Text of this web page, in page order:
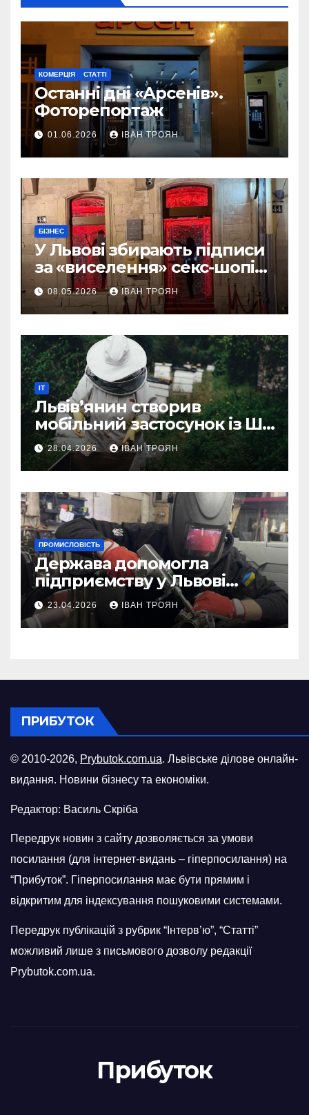
КОМЕРЦІЯ СТАТТІ
Останні дні «Арсенів».
Фоторепортаж
01.06.2026 ІВАН ТРОЯН
БІЗНЕС
У Львові збирають підписи
за «виселення» секс-шопів
із центру міста
08.05.2026 ІВАН ТРОЯН
IT
Львів’янин створив
мобільний застосунок із ШІ-
асистентом для бджолярів
28.04.2026 ІВАН ТРОЯН
ПРОМИСЛОВІСТЬ
Держава допомогла
підприємству у Львові
відновити виробничі
потужності після атаки
російського БПЛА
23.04.2026 ІВАН ТРОЯН
ПРИБУТОК
© 2010-2026, Prybutok.com.ua. Львівське ділове онлайн-
видання. Новини бізнесу та економіки.
Редактор: Василь Скріба
Передрук новин з сайту дозволяється за умови
посилання (для інтернет-видань – гіперпосилання) на
“Прибуток”. Гіперпосилання має бути прямим і
відкритим для індексування пошуковими системами.
Передрук публікацій з рубрик “Інтерв’ю”, “Статті”
можливий лише з письмового дозволу редакції
Prybutok.com.ua.
Прибуток